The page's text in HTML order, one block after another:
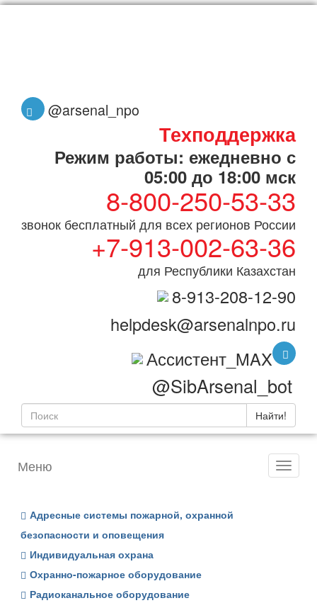
@arsenal_npo
Техподдержка
Режим работы: ежедневно с
05:00 до 18:00 мск
8-800-250-53-33
звонок бесплатный для всех регионов России
+7-913-002-63-36
для Республики Казахстан
8-913-208-12-90
helpdesk@arsenalnpo.ru
Ассистент_MAX
@SibArsenal_bot
Найти!
Меню
Адресные системы пожарной, охранной
безопасности и оповещения
Индивидуальная охрана
Охранно-пожарное оборудование
Радиоканальное оборудование